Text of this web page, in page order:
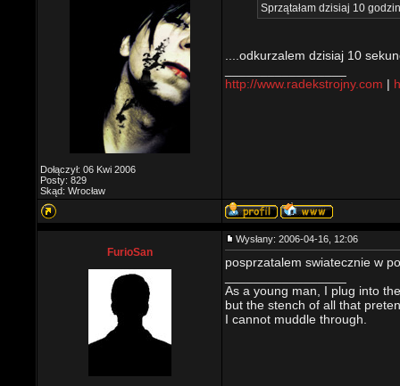
Dołączył: 06 Kwi 2006
Posty: 829
Skąd: Wrocław
Sprzątałam dzisiaj 10
....odkurzalem dzisiaj 10
http://www.radekstrojny.com |
FurioSan
Wysłany: 2006-04-16, 12:06
posprzatalem swiatecznie w
As a young man, I plug into
but the stench of all that
I cannot muddle through.